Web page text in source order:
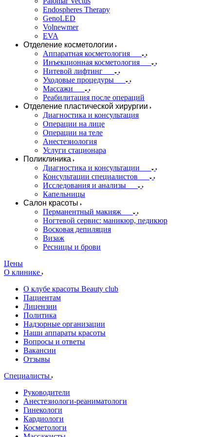
Endospheres Therapy
GenoLED
Volnewmer
EVA
Отделение косметологии
Аппаратная косметология
Инъекционная косметология
Нитевой лифтинг
Уходовые процедуры
Массажи
Реабилитация после операций
Отделение пластической хирургии
Диагностика и консультация
Операции на лице
Операции на теле
Анестезиология
Услуги стационара
Поликлиника
Диагностика и консультации
Консультации специалистов
Исследования и анализы
Капельницы
Салон красоты
Перманентный макияж
Ногтевой сервис: маникюр, педикюр
Восковая депиляция
Визаж
Ресницы и брови
Цены
О клинике
О клубе красоты Beauty club
Пациентам
Лицензии
Политика
Надзорные организации
Наши аппараты красоты
Вопросы и ответы
Вакансии
Отзывы
Специалисты
Руководители
Анестезиологи-реаниматологи
Гинекологи
Кардиологи
Косметологи